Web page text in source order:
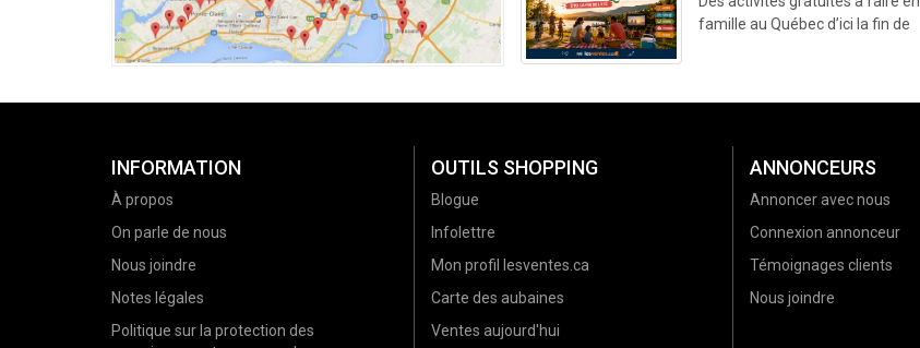
famille au Québec d’ici la fin de
INFORMATION
À propos
On parle de nous
Nous joindre
Notes légales
Politique sur la protection des
OUTILS SHOPPING
Blogue
Infolettre
Mon profil lesventes.ca
Carte des aubaines
Ventes aujourd'hui
ANNONCEURS
Annoncer avec nous
Connexion annonceur
Témoignages clients
Nous joindre